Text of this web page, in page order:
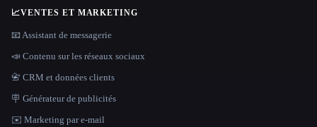
📈VENTES ET MARKETING
📧 Assistant de messagerie
📣 Contenu sur les réseaux sociaux
📇 CRM et données clients
🪧 Générateur de publicités
✉️ Marketing par e-mail